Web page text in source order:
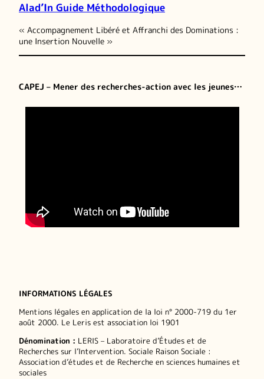
Alad’In Guide Méthodologique
« Accompagnement Libéré et Affranchi des Dominations :
une Insertion Nouvelle »
CAPEJ – Mener des recherches-action avec les jeunes…
INFORMATIONS LÉGALES
Mentions légales en application de la loi n° 2000-719 du 1er
août 2000. Le Leris est association loi 1901
Dénomination : LERIS – Laboratoire d’Études et de
Recherches sur l’Intervention. Sociale Raison Sociale :
Association d’études et de Recherche en sciences humaines et
sociales